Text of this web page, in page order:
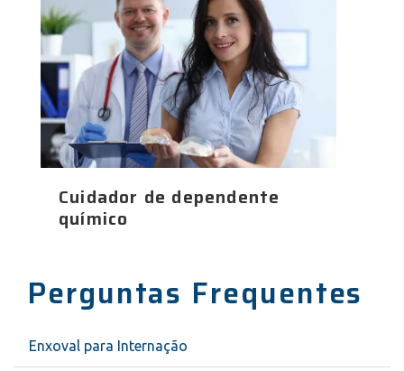
Cuidador de dependente
químico
Perguntas Frequentes
Enxoval para Internação